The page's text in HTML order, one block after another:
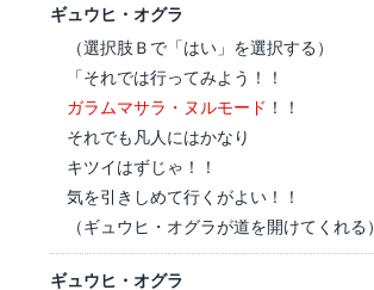
ギュウヒ・オグラ
（選択肢Ｂで「はい」を選択する）
「それでは行ってみよう！！
ガラムマサラ・ヌルモード ！！
それでも凡人にはかなり
キツイはずじゃ！！
気を引きしめて行くがよい！！
（ギュウヒ・オグラが道を開けてくれる）
ギュウヒ・オグラ